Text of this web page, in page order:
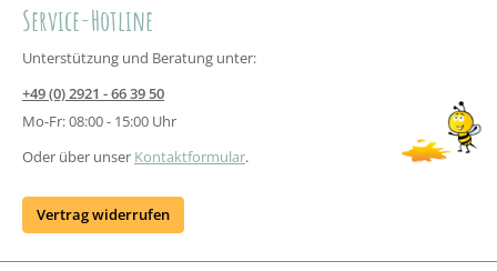
Service-Hotline
Unterstützung und Beratung unter:
+49 (0) 2921 - 66 39 50
Mo-Fr: 08:00 - 15:00 Uhr
Oder über unser Kontaktformular.
Vertrag widerrufen